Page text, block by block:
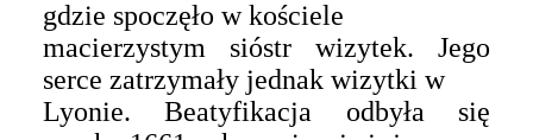
gdzie spoczęło w kościele
macierzystym sióstr wizytek. Jego
serce zatrzymały jednak wizytki w
Lyonie. Beatyfikacja odbyła się